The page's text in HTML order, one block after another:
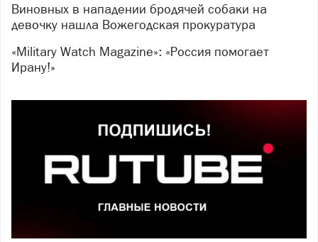
Виновных в нападении бродячей собаки на
девочку нашла Вожегодская прокуратура
«Military Watch Magazine»: «Россия помогает
Ирану!»